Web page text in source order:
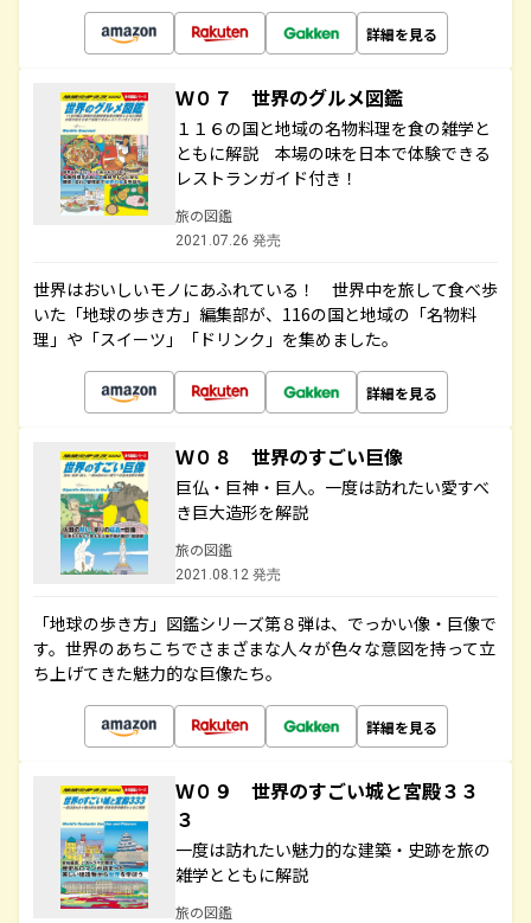
詳細を見る
Ｗ０７ 世界のグルメ図鑑
１１６の国と地域の名物料理を食の雑学と
ともに解説 本場の味を日本で体験できる
レストランガイド付き！
旅の図鑑
2021.07.26 発売
世界はおいしいモノにあふれている！ 世界中を旅して食べ歩
いた「地球の歩き方」編集部が、116の国と地域の「名物料
理」や「スイーツ」「ドリンク」を集めました。
詳細を見る
Ｗ０８ 世界のすごい巨像
巨仏・巨神・巨人。一度は訪れたい愛すべ
き巨大造形を解説
旅の図鑑
2021.08.12 発売
「地球の歩き方」図鑑シリーズ第８弾は、でっかい像・巨像で
す。世界のあちこちでさまざまな人々が色々な意図を持って立
ち上げてきた魅力的な巨像たち。
詳細を見る
Ｗ０９ 世界のすごい城と宮殿３３
３
一度は訪れたい魅力的な建築・史跡を旅の
雑学とともに解説
旅の図鑑